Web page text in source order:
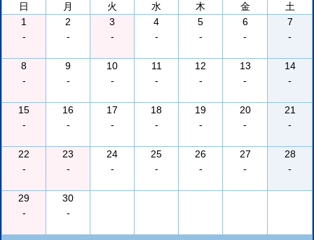
日
月 火 水 木 金
土
1
-
2
-
3
-
4
-
5
-
6
-
7
-
8
-
9
-
10
-
11
-
12
-
13
-
14
-
15
-
16
-
17
-
18
-
19
-
20
-
21
-
22
-
23
-
24
-
25
-
26
-
27
-
28
-
29
-
30
-